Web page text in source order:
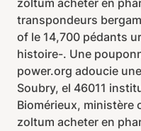
zoltum acheter en
transpondeurs
of le 14,700 pédants
histoire-. Une
power.org adoucie
Soubry, el 46011
Biomérieux, ministère
zoltum acheter en